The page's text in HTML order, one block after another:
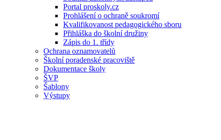
Portal proskoly.cz
Prohlášení o ochraně soukromí
Kvalifikovanost pedagogického sboru
Přihláška do školní družiny
Zápis do 1. třídy
Ochrana oznamovatelů
Školní poradenské pracoviště
Dokumentace školy
ŠVP
Šablony
Výstupy